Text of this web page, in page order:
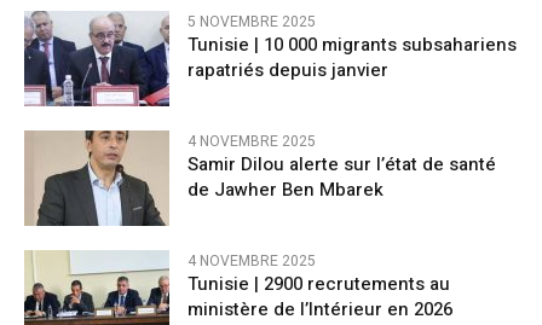
5 NOVEMBRE 2025
Tunisie | 10 000 migrants subsahariens
rapatriés depuis janvier
4 NOVEMBRE 2025
Samir Dilou alerte sur l’état de santé
de Jawher Ben Mbarek
4 NOVEMBRE 2025
Tunisie | 2900 recrutements au
ministère de l’Intérieur en 2026